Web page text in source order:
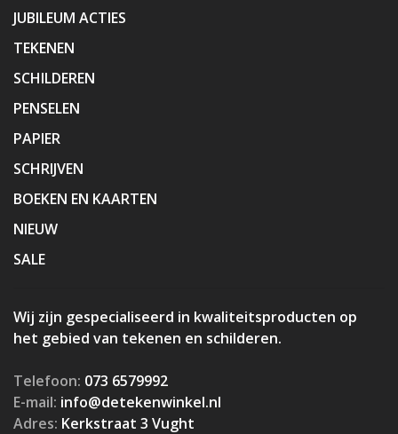
JUBILEUM ACTIES
TEKENEN
SCHILDEREN
PENSELEN
PAPIER
SCHRIJVEN
BOEKEN EN KAARTEN
NIEUW
SALE
Wij zijn gespecialiseerd in kwaliteitsproducten op
het gebied van tekenen en schilderen.
Telefoon: 073 6579992
E-mail: info@detekenwinkel.nl
Adres: Kerkstraat 3 Vught